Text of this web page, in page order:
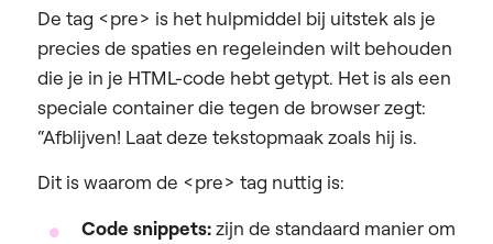
De tag <pre> is het hulpmiddel bij uitstek als je
precies de spaties en regeleinden wilt behouden
die je in je HTML-code hebt getypt. Het is als een
speciale container die tegen de browser zegt:
“Afblijven! Laat deze tekstopmaak zoals hij is.
Dit is waarom de <pre> tag nuttig is:
Code snippets:zijn de standaard manier om